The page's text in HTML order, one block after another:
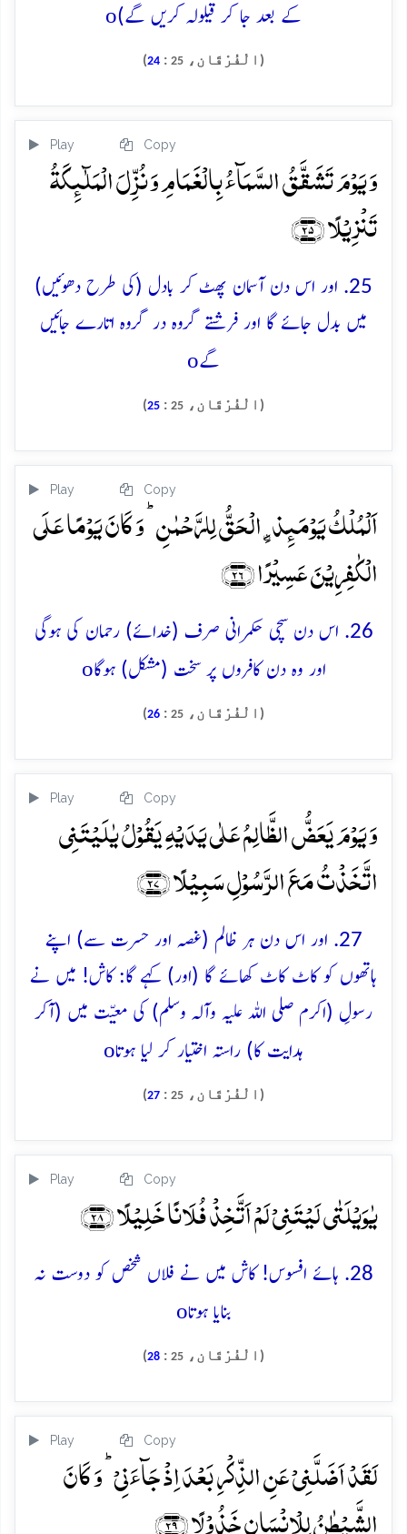
کے بعد جا کر قیلولہ کریں گے)o
(الْفُرْقَان، 25
:
24
)
Play Copy
وَ یَوۡمَ تَشَقَّقُ السَّمَآءُ بِالۡغَمَامِ وَ نُزِّلَ الۡمَلٰٓئِکَۃُ
تَنۡزِیۡلًا ﴿۲۵﴾
25. اور اس دن آسمان پھٹ کر بادل (کی طرح دھوئیں)
میں بدل جائے گا اور فرشتے گروہ در گروہ اتارے جائیں
گےo
(الْفُرْقَان، 25
:
25
)
Play Copy
اَلۡمُلۡکُ یَوۡمَئِذِۣ الۡحَقُّ لِلرَّحۡمٰنِ ؕ وَ کَانَ یَوۡمًا عَلَی
الۡکٰفِرِیۡنَ عَسِیۡرًا ﴿۲۶﴾
26. اس دن سچی حکمرانی صرف (خدائے) رحمان کی ہوگی
اور وہ دن کافروں پر سخت (مشکل) ہوگاo
(الْفُرْقَان، 25
:
26
)
Play Copy
وَ یَوۡمَ یَعَضُّ الظَّالِمُ عَلٰی یَدَیۡہِ یَقُوۡلُ یٰلَیۡتَنِی
اتَّخَذۡتُ مَعَ الرَّسُوۡلِ سَبِیۡلًا ﴿۲۷﴾
27. اور اس دن ہر ظالم (غصہ اور حسرت سے) اپنے
ہاتھوں کو کاٹ کاٹ کھائے گا (اور) کہے گا: کاش! میں نے
رسولِ (اکرم صلی اللہ علیہ وآلہ وسلم) کی معیّت میں (آکر
ہدایت کا) راستہ اختیار کر لیا ہوتاo
(الْفُرْقَان، 25
:
27
)
Play Copy
یٰوَیۡلَتٰی لَیۡتَنِیۡ لَمۡ اَتَّخِذۡ فُلَانًا خَلِیۡلًا ﴿۲۸﴾
28. ہائے افسوس! کاش میں نے فلاں شخص کو دوست نہ
بنایا ہوتاo
(الْفُرْقَان، 25
:
28
)
Play Copy
لَقَدۡ اَضَلَّنِیۡ عَنِ الذِّکۡرِ بَعۡدَ اِذۡ جَآءَنِیۡ ؕ وَ کَانَ